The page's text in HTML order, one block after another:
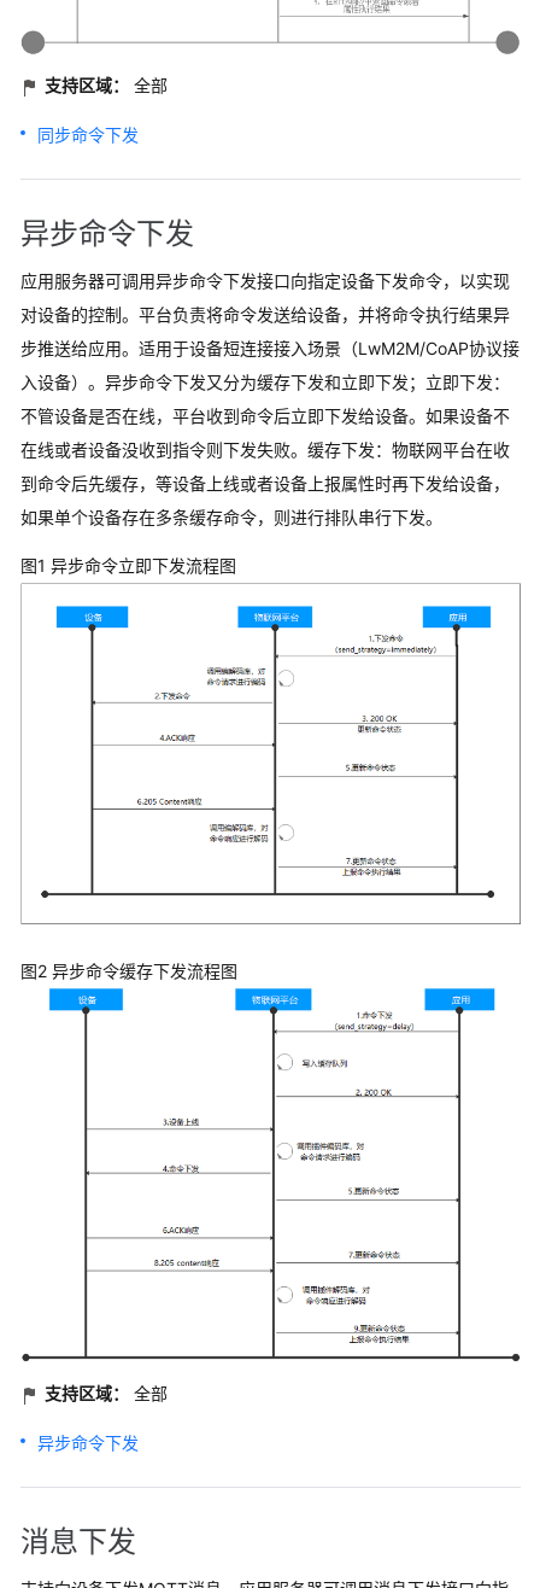
云
务
级
议
白
皮
书
源
支
持
域
支持区域： 全部
同步命令下发
异步命令下发
应用服务器可调用异步命令下发接口向指定设备下发命令，以实现
对设备的控制。平台负责将命令发送给设备，并将命令执行结果异
步推送给应用。适用于设备短连接接入场景（LwM2M/CoAP协议接
入设备）。异步命令下发又分为缓存下发和立即下发；立即下发：
不管设备是否在线，平台收到命令后立即下发给设备。如果设备不
在线或者设备没收到指令则下发失败。缓存下发：物联网平台在收
到命令后先缓存，等设备上线或者设备上报属性时再下发给设备，
如果单个设备存在多条缓存命令，则进行排队串行下发。
图1 异步命令立即下发流程图
图2 异步命令缓存下发流程图
支持区域： 全部
异步命令下发
消息下发